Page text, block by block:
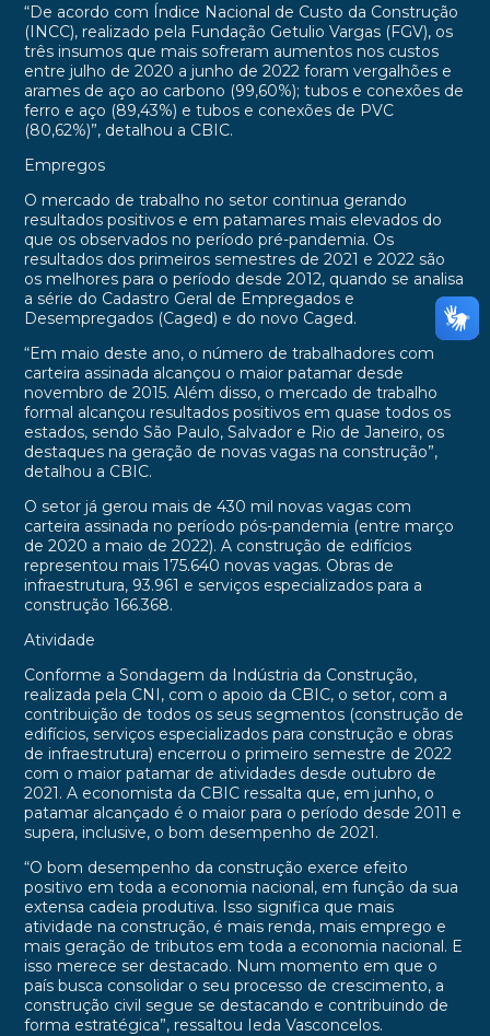
“De acordo com Índice Nacional de Custo da Construção
(INCC), realizado pela Fundação Getulio Vargas (FGV), os
três insumos que mais sofreram aumentos nos custos
entre julho de 2020 a junho de 2022 foram vergalhões e
arames de aço ao carbono (99,60%); tubos e conexões de
ferro e aço (89,43%) e tubos e conexões de PVC
(80,62%)”, detalhou a CBIC.
Empregos
O mercado de trabalho no setor continua gerando
resultados positivos e em patamares mais elevados do
que os observados no período pré-pandemia. Os
resultados dos primeiros semestres de 2021 e 2022 são
os melhores para o período desde 2012, quando se analisa
a série do Cadastro Geral de Empregados e
Desempregados (Caged) e do novo Caged.
“Em maio deste ano, o número de trabalhadores com
carteira assinada alcançou o maior patamar desde
novembro de 2015. Além disso, o mercado de trabalho
formal alcançou resultados positivos em quase todos os
estados, sendo São Paulo, Salvador e Rio de Janeiro, os
destaques na geração de novas vagas na construção”,
detalhou a CBIC.
O setor já gerou mais de 430 mil novas vagas com
carteira assinada no período pós-pandemia (entre março
de 2020 a maio de 2022). A construção de edifícios
representou mais 175.640 novas vagas. Obras de
infraestrutura, 93.961 e serviços especializados para a
construção 166.368.
Atividade
Conforme a Sondagem da Indústria da Construção,
realizada pela CNI, com o apoio da CBIC, o setor, com a
contribuição de todos os seus segmentos (construção de
edifícios, serviços especializados para construção e obras
de infraestrutura) encerrou o primeiro semestre de 2022
com o maior patamar de atividades desde outubro de
2021. A economista da CBIC ressalta que, em junho, o
patamar alcançado é o maior para o período desde 2011 e
supera, inclusive, o bom desempenho de 2021.
“O bom desempenho da construção exerce efeito
positivo em toda a economia nacional, em função da sua
extensa cadeia produtiva. Isso significa que mais
atividade na construção, é mais renda, mais emprego e
mais geração de tributos em toda a economia nacional. E
isso merece ser destacado. Num momento em que o
país busca consolidar o seu processo de crescimento, a
construção civil segue se destacando e contribuindo de
forma estratégica”, ressaltou Ieda Vasconcelos.